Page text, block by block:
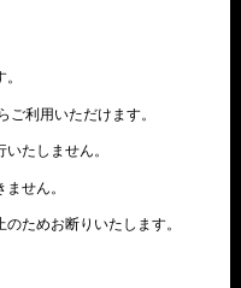
ご利用いただけます。
たしません。
せん。
ためお断りいたします。